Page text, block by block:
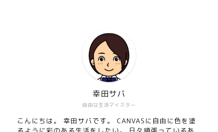
自由な生活マイスター
幸田サバ
こんにちは。 幸田サバです。 CANVASに自由に色を塗
【心身の浄化】運気を整え
る食と暮らし
【金運・願望成就】言霊と
引き寄せの法則
歴ドラ系